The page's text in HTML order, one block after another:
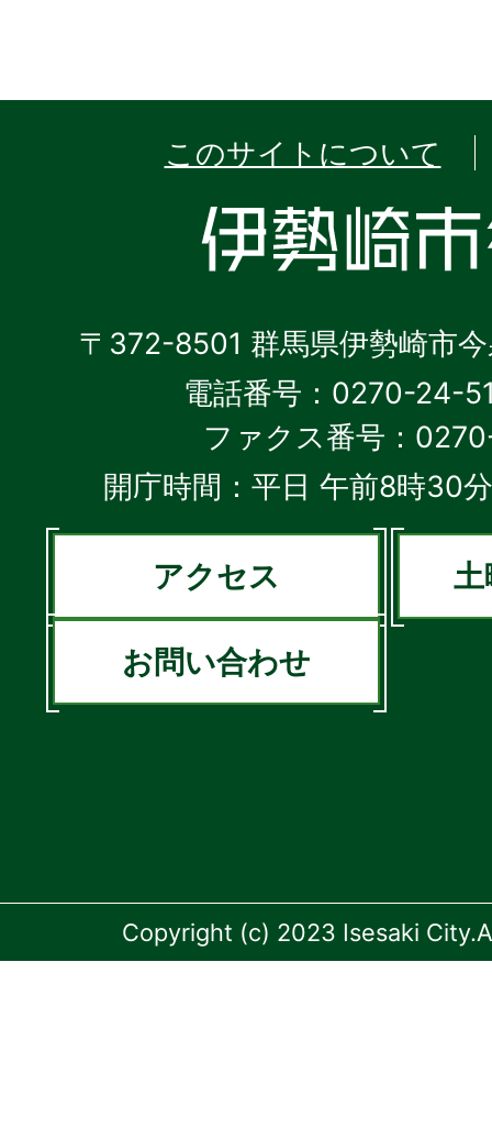
このサイトについて
〒372-8501 群馬県伊勢崎市
電話番号：0270-24-
ファクス番号：
開庁時間：平日 午前8時30
アクセス 土
お問い合わせ
Copyright (c) 2023 Isesaki